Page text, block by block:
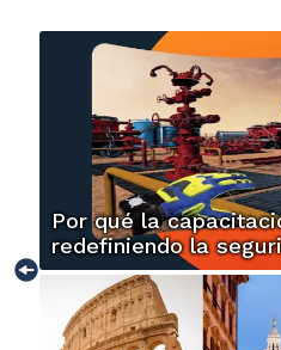
Por qué la
redefiniendo la